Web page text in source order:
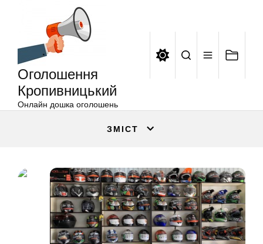
Оголошення
Кропивницький
Онлайн дошка оголошень
ЗМІСТ